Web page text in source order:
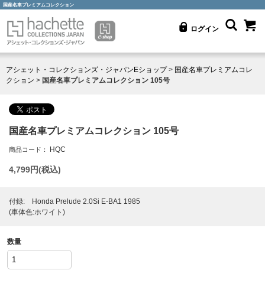
国産名車プレミアムコレクション
ログイン
アシェット・コレクションズ・ジャパンEショップ> 国産名車プレミアムコレ
クション > 国産名車プレミアムコレクション 105号
国産名車プレミアムコレクション 105号
商品コード： HQC
4,799円(税込)
付録: Honda Prelude 2.0Si E-BA1 1985
(車体色:ホワイト)
数量